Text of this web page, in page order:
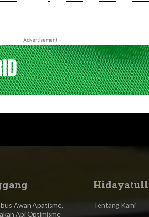
- Advertisement -
Awan Apatisme,
Api Optimisme
Tentang Kami